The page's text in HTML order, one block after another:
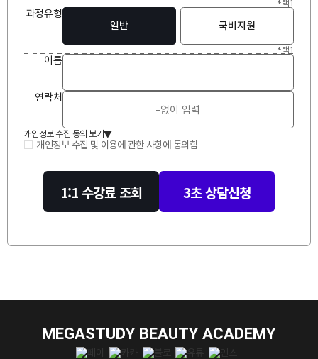
*택1
과정유형
일반
국비지원
*택1
이름
연락처
개인정보 수집 동의 보기▲
개인정보 수집 및 이용에 관한 사항에 동의함
1:1 수강료 조회 3초 상담신청
MEGASTUDY BEAUTY ACADEMY